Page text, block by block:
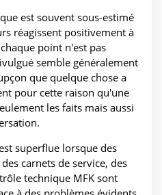
est souvent sous-estimé
réagissent positivement à
point n'est pas
semble généralement
que quelque chose a
pour cette raison qu'une
les faits mais aussi
superflue lorsque des
carnets de service, des
technique MFK sont